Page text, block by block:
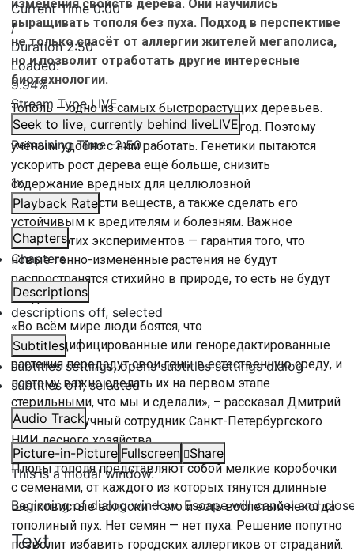
Current Time0:00
/
Duration2:50
Loaded:
9.94%
Stream TypeLIVE
Seek to live, currently behind liveLIVE
Remaining Time-2:50
1x
Playback Rate
Chapters
Chapters
Descriptions
descriptions off, selected
Subtitles
subtitles settings, opens subtitles settings dialog
subtitles off, selected
Audio Track
Picture-in-Picture Fullscreen
Share
This is a modal window.
Beginning of dialog window. Escape will cancel and
Text
изменения свойств дерева. Они научились
выращивать тополя без пуха. Подход в перспективе
не только спасёт от аллергии жителей мегаполиса,
но и позволит отработать другие интересные
биотехнологии.
Тополь — одно из самых быстрорастущих деревьев.
Может прибавлять до одного метра в год. Поэтому
учёным удобно с ним работать. Генетики пытаются
ускорить рост дерева ещё больше, снизить
содержание вредных для целлюлозной
промышленности веществ, а также сделать его
устойчивым к вредителям и болезням. Важное
условие этих экспериментов — гарантия того, что
новые генно-изменённые растения не будут
распространятся стихийно в природе, то есть не будут
плодоносить.
«Во всём мире люди боятся, что
генномодифицированные или геноредактированные
растения передадут свои гены в естественную среду, и
поэтому важно сделать их на первом этапе
стерильными, что мы и сделали», – рассказал Дмитрий
Каржаев, научный сотрудник Санкт-Петербургского
НИИ лесного хозяйства.
Плоды тополя представляют собой мелкие коробочки
с семенами, от каждого из которых тянутся длинные
шелковистые волоски — это и есть воспетый некогда
тополиный пух. Нет семян — нет пуха. Решение попутно
позволит избавить городских аллергиков от страданий.